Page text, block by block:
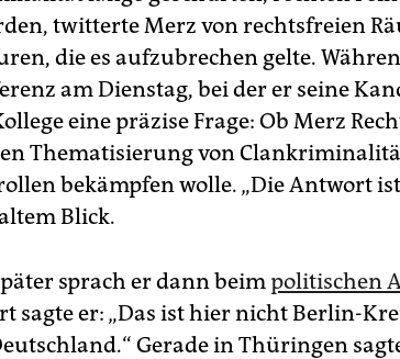
twitterte Merz von rechtsfreien
die es aufzubrechen gelte.
am Dienstag, bei der er seine
eine präzise Frage: Ob Merz
Thematisierung von
bekämpfen wolle. „Die Antwort
Blick.
sprach er dann beim politischen
sagte er: „Das ist hier nicht Berlin-
Gerade in Thüringen